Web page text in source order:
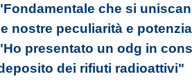
che si
nostre peculiarità e
presentato un odg in
dei rifiuti radioattivi"